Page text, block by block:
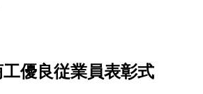
優良従業員表彰式